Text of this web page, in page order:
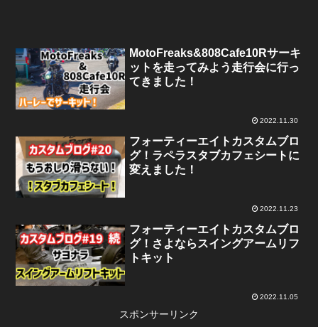
MotoFreaks&808Cafe10Rサーキ
ットを走ってみよう走行会に行っ
てきました！
2022.11.30
フォーティーエイトカスタムブロ
グ！ラペラスタブカフェシートに
変えました！
2022.11.23
フォーティーエイトカスタムブロ
グ！さよならスイングアームリフ
トキット
2022.11.05
スポンサーリンク